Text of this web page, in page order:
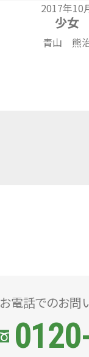
2017年10
少女
青山 熊
お電話でのお問